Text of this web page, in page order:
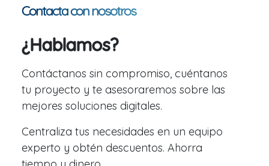
Contacta con nosotros
¿Hablamos?
Contáctanos sin compromiso, cuéntanos
tu proyecto y te asesoraremos sobre las
mejores soluciones digitales.
Centraliza tus necesidades en un equipo
experto y obtén descuentos. Ahorra